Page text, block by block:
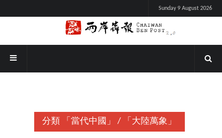
Sunday 9 August 2026
分類 「當代中國」 / 「大陸萬象」